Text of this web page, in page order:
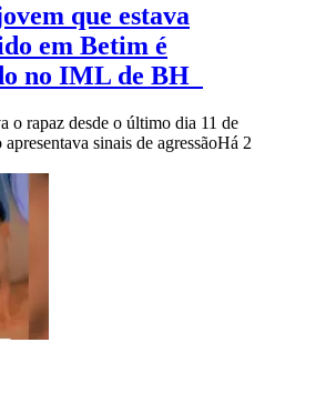
que estava
em Betim é
no IML de BH
o rapaz desde o último dia 11 de
sinais de agressãoHá 2